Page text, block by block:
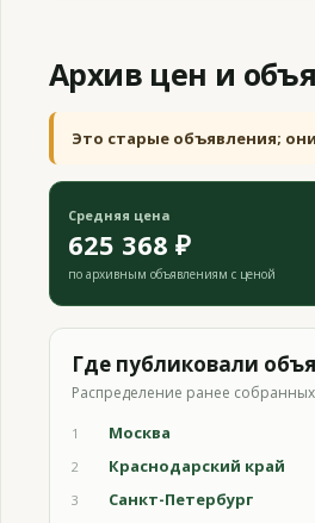
Архив цен и
Это старые объявления;
Средняя цена
625 368 ₽
по архивным объявлениям с ценой
Где публиковали
Распределение ранее
1 Москва
2
Краснодарский край
3
Санкт-Петербург